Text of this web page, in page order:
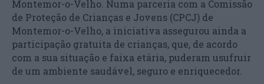
Montemor-o-Velho. Numa parceria com a Comissão
de Proteção de Crianças e Jovens (CPCJ) de
Montemor-o-Velho, a iniciativa assegurou ainda a
participação gratuita de crianças, que, de acordo
com a sua situação e faixa etária, puderam usufruir
de um ambiente saudável, seguro e enriquecedor.